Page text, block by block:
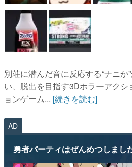
別荘に潜んだ音に反応する“ナニ
い、脱出を目指す3Dホラーアク
ョンゲーム... [続きを読む]
AD
勇者パーティはぜんめつしまし